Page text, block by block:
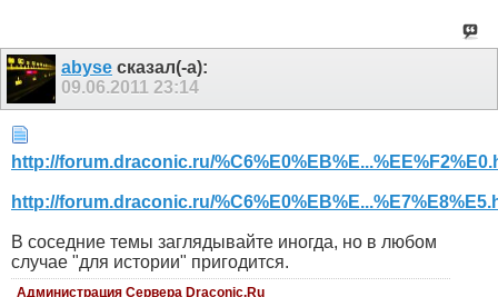
abyse сказал(-а):
09.06.2011 23:14
http://forum.draconic.ru/
http://forum.draconic.ru/
В соседние темы заглядывайте иногда, но в любом
случае "для истории" пригодится.
Администрация Сервера Draconic.Ru